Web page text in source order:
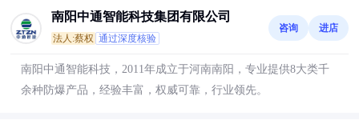
南阳中通智能科技集团有限公司
法人:蔡权 通过深度核验
咨询 进店
南阳中通智能科技，2011年成立于河南南阳，专业提供8大类千
余种防爆产品，经验丰富，权威可靠，行业领先。